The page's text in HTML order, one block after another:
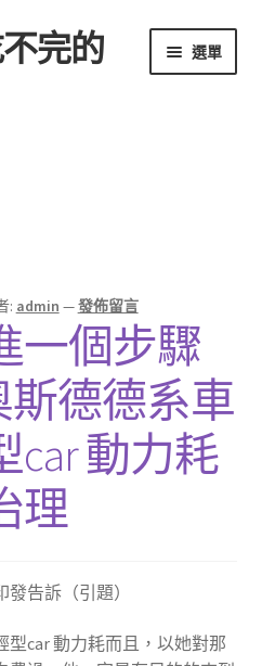
完的
選單
: admin —發佈留言
一個步驟
斯德德系車
car 動力耗
理
告訴（引題）
型car 動力耗而且，以她對那